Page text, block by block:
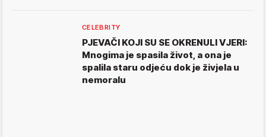
CELEBRITY
PJEVAČI KOJI SU SE OKRENULI VJERI:
Mnogima je spasila život, a ona je
spalila staru odjeću dok je živjela u
nemoralu